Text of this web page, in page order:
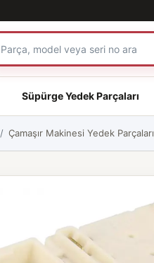
Süpürge Yedek Parçaları
Çamaşır Makinesi Yedek Parçaları